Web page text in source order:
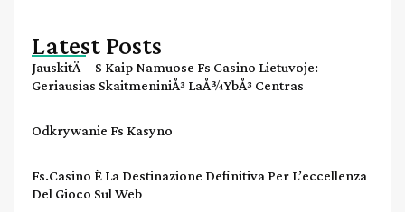
Latest Posts
JauskitÄ—S Kaip Namuose Fs Casino Lietuvoje:
Geriausias SkaitmeniniÅ³ LaÅ¾ybÅ³ Centras
Odkrywanie Fs Kasyno
Fs.casino È La Destinazione Definitiva Per L’eccellenza
Del Gioco Sul Web